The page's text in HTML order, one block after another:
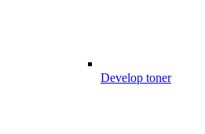
Develop toner